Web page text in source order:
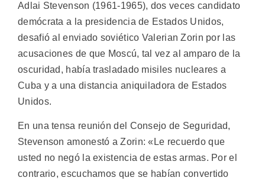
Adlai Stevenson (1961-1965), dos veces candidato
demócrata a la presidencia de Estados Unidos,
desafió al enviado soviético Valerian Zorin por las
acusaciones de que Moscú, tal vez al amparo de la
oscuridad, había trasladado misiles nucleares a
Cuba y a una distancia aniquiladora de Estados
Unidos.
En una tensa reunión del Consejo de Seguridad,
Stevenson amonestó a Zorin: «Le recuerdo que
usted no negó la existencia de estas armas. Por el
contrario, escuchamos que se habían convertido